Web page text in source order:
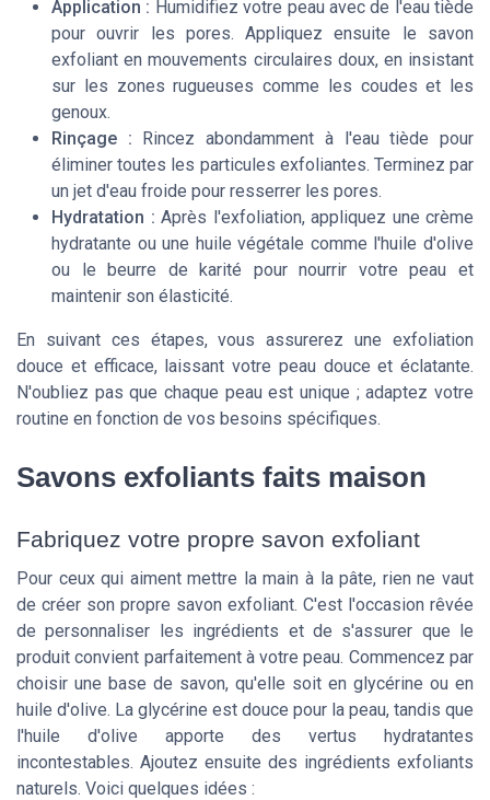
Application : Humidifiez votre peau avec de l'eau tiède
pour ouvrir les pores. Appliquez ensuite le savon
exfoliant en mouvements circulaires doux, en insistant
sur les zones rugueuses comme les coudes et les
genoux.
Rinçage : Rincez abondamment à l'eau tiède pour
éliminer toutes les particules exfoliantes. Terminez par
un jet d'eau froide pour resserrer les pores.
Hydratation : Après l'exfoliation, appliquez une crème
hydratante ou une huile végétale comme l'huile d'olive
ou le beurre de karité pour nourrir votre peau et
maintenir son élasticité.
En suivant ces étapes, vous assurerez une exfoliation
douce et efficace, laissant votre peau douce et éclatante.
N'oubliez pas que chaque peau est unique ; adaptez votre
routine en fonction de vos besoins spécifiques.
Savons exfoliants faits maison
Fabriquez votre propre savon exfoliant
Pour ceux qui aiment mettre la main à la pâte, rien ne vaut
de créer son propre savon exfoliant. C'est l'occasion rêvée
de personnaliser les ingrédients et de s'assurer que le
produit convient parfaitement à votre peau. Commencez par
choisir une base de savon, qu'elle soit en glycérine ou en
huile d'olive. La glycérine est douce pour la peau, tandis que
l'huile d'olive apporte des vertus hydratantes
incontestables. Ajoutez ensuite des ingrédients exfoliants
naturels. Voici quelques idées :